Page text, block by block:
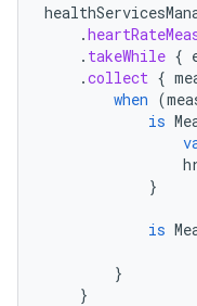
.
. takeWhile {
.collect {
when (
is
}
is
}
}